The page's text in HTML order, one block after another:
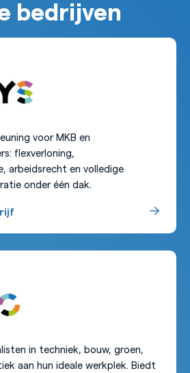
bedrijven
voor MKB en
flexverloning,
arbeidsrecht en volledige
onder één dak.
in techniek, bouw, groen,
aan hun ideale werkplek. Biedt